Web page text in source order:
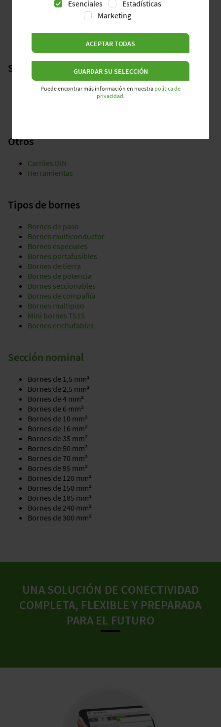
Conexión por cepo
Conexión por tornillo
Sistemas de marcado
Wieplot
Otros
Carriles DIN
Herramientas
Tipos de bornes
Bornes de paso
Bornes multiconductor
Bornes especiales
Bornes portafusibles
Bornes de tierra
Bornes de potencia
Bornes seccionables
Bornes de compañía
Bornes multipiso
Mini bornes TS15
Bornes enchufables
Sección nominal
Bornes de 1,5 mm²
Bornes de 2,5 mm²
Bornes de 4 mm²
Bornes de 6 mm²
Bornes de 10 mm²
Bornes de 16 mm²
Bornes de 35 mm²
Bornes de 50 mm²
Bornes de 70 mm²
Bornes de 95 mm²
Bornes de 120 mm²
Bornes de 150 mm²
Bornes de 185 mm²
Bornes de 240 mm²
Bornes de 300 mm²
UNA SOLUCIÓN DE CONECTIVIDAD
COMPLETA, FLEXIBLE Y PREPARADA
PARA EL FUTURO
Esenciales
Estadísticas
Marketing
ACEPTAR TODAS
GUARDAR SU SELECCIÓN
Puede encontrar más información en nuestra política de
privacidad.